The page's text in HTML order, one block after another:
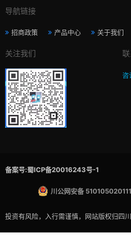
导航链接
招商政策 产品中心 关于我们
关注我们
咨
备案号:蜀ICP备20016243号-1
川公网安备
投资有风险，入行需谨慎，网站版权归四